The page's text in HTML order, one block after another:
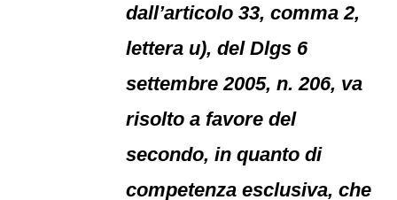
dall’articolo 33, comma 2,
lettera u), del Dlgs 6
settembre 2005, n. 206, va
risolto a favore del
secondo, in quanto di
competenza esclusiva, che